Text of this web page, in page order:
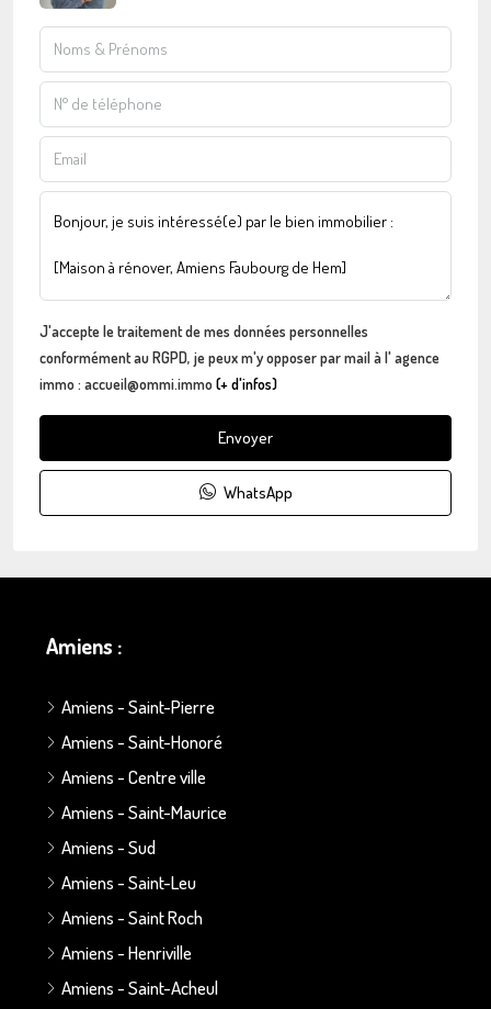
J'accepte le traitement de mes données personnelles
conformément au RGPD, je peux m'y opposer par mail à l' agence
immo : accueil@ommi.immo(+ d'infos)
Envoyer
WhatsApp
Amiens :
Amiens - Saint-Pierre
Amiens - Saint-Honoré
Amiens - Centre ville
Amiens - Saint-Maurice
Amiens - Sud
Amiens - Saint-Leu
Amiens - Saint Roch
Amiens - Henriville
Amiens - Saint-Acheul